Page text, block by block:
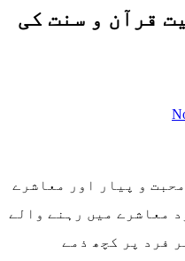
قرآن و سنت کی
و پیار اور معاشرے
معاشرے میں رہنے والے
فرد پر کچھ ذمے